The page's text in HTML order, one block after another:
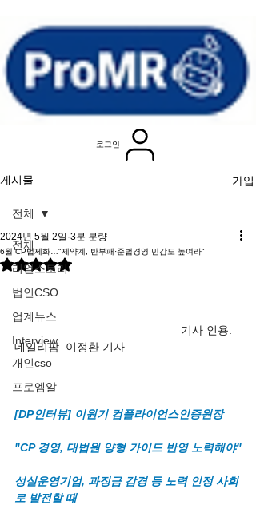
로그인
게시물 가입
전체
리얼스토리
법인CSO
업계뉴스
Interview
개인cso
프로엠알
전체
6월 CP법제화…"제약계, 반부패·준법경영 민감도 높여라"
2024년 5월 2일 3분 분량
별점 5점 중 NaN점을 주었습니다.
기사 인용.
데일리팜  이정환 기자
[DP인터뷰] 이원기 컴플라이언스인증원장
"CP 경영, 대법원 양형 가이드 반영 노력해야"
성실운영기업, 과징금 감경 등 노력 인정 사회
로 발전할 때